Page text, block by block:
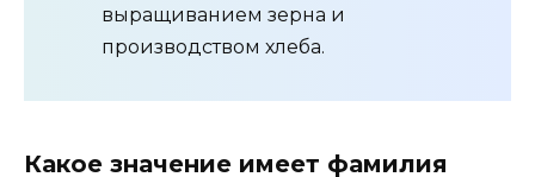
выращиванием зерна и
производством хлеба.
Какое значение имеет фамилия